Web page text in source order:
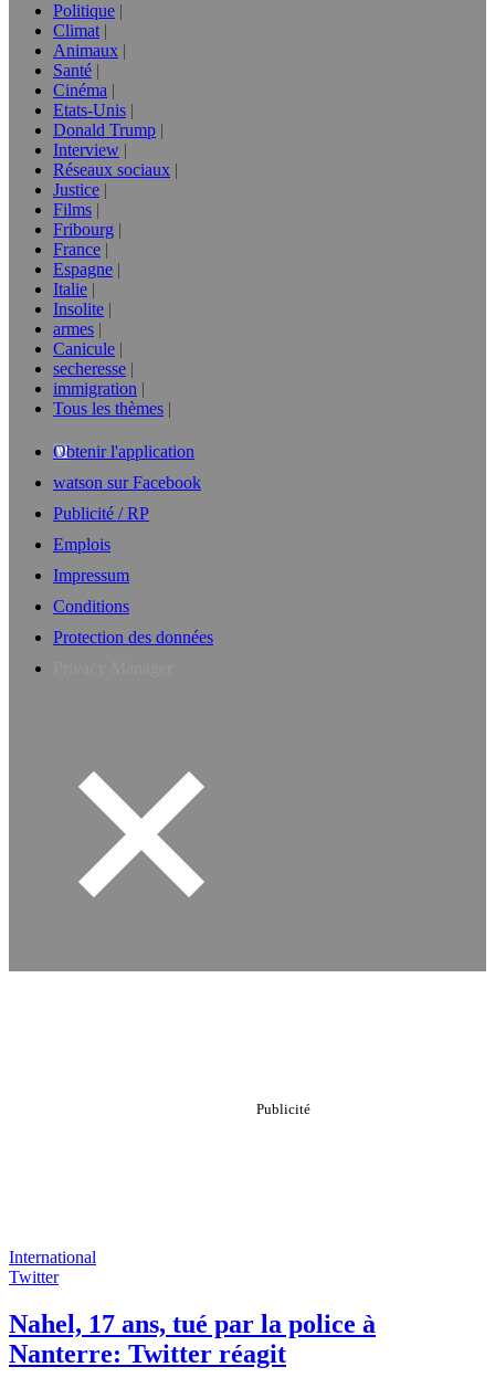
Politique
Climat
Animaux
Santé
Cinéma
Etats-Unis
Donald Trump
Interview
Réseaux sociaux
Justice
Films
Fribourg
France
Espagne
Italie
Insolite
armes
Canicule
secheresse
immigration
Tous les thèmes
Obtenir l'application
watson sur Facebook
Publicité / RP
Emplois
Impressum
Conditions
Protection des données
International
Twitter
Nahel, 17 ans, tué par la police à
Nanterre: Twitter réagit